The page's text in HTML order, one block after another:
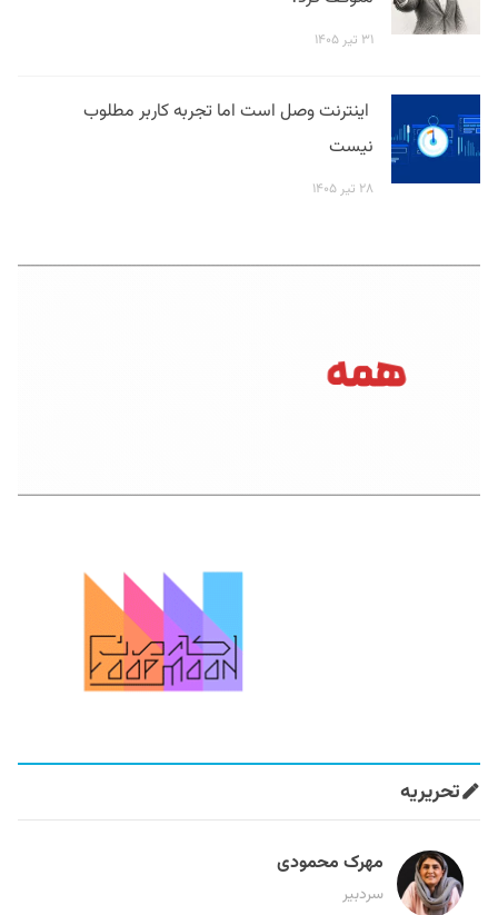
۳۱ تیر ۱۴۰۵
اینترنت وصل است اما تجربه کاربر مطلوب
نیست
۲۸ تیر ۱۴۰۵
تحریریه
مهرک محمودی
سردبیر